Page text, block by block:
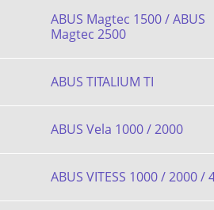
ABUS Magtec 1500 / ABUS
Magtec 2500
ABUS TITALIUM TI
ABUS Vela 1000 / 2000
ABUS VITESS 1000 / 2000 /